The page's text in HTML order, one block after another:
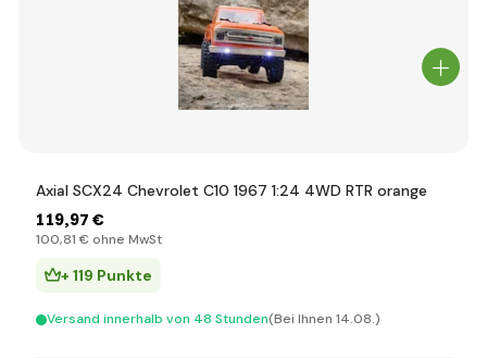
Axial SCX24 Chevrolet C10 1967 1:24 4WD RTR orange
119,97 €
100,81 € ohne MwSt
+ 119 Punkte
Versand innerhalb von 48 Stunden(Bei Ihnen 14.08.)